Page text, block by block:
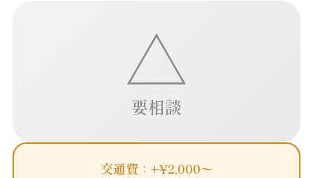
△
要相談
交通費：+¥2,000〜